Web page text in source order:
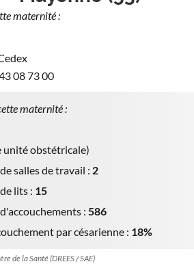
maternité :
08 73 00
maternité :
unité obstétricale)
salles de travail : 2
lits : 15
: 586
par césarienne : 18%
de la Santé (DREES / SAE)